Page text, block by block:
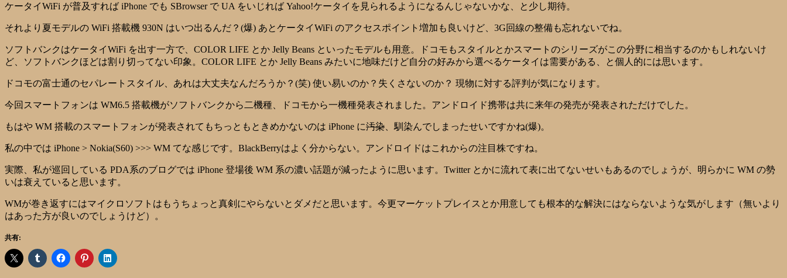
ケータイWiFi が普及すれば iPhone でも SBrowser で UA をいじれば Yahoo!ケータイを見られるようになるんじゃないかな、と少し期待。
それより夏モデルの WiFi 搭載機 930N はいつ出るんだ？(爆) あとケータイWiFi のアクセスポイント増加も良いけど、3G回線の整備も忘れないでね。
ソフトバンクはケータイWiFi を出す一方で、COLOR LIFE とか Jelly Beans といったモデルも用意。ドコモもスタイルとかスマートのシリーズがこの分野に相当するのかもしれないけ
ど、ソフトバンクほどは割り切ってない印象。COLOR LIFE とか Jelly Beans みたいに地味だけど自分の好みから選べるケータイは需要がある、と個人的には思います。
ドコモの富士通のセパレートスタイル、あれは大丈夫なんだろうか？(笑) 使い易いのか？失くさないのか？ 現物に対する評判が気になります。
今回スマートフォンは WM6.5 搭載機がソフトバンクから二機種、ドコモから一機種発表されました。アンドロイド携帯は共に来年の発売が発表されただけでした。
もはや WM 搭載のスマートフォンが発表されてもちっともときめかないのは iPhone に汚染 、馴染んでしまったせいですかね(爆)。
私の中では iPhone > Nokia(S60) >>> WM てな感じです。BlackBerryはよく分からない。アンドロイドはこれからの注目株ですね。
実際、私が巡回している PDA系のブログでは iPhone 登場後 WM 系の濃い話題が減ったように思います。Twitter とかに流れて表に出てないせいもあるのでしょうが、明らかに WM の勢
いは衰えていると思います。
WMが巻き返すにはマイクロソフトはもうちょっと真剣にやらないとダメだと思います。今更マーケットプレイスとか用意しても根本的な解決にはならないような気がします（無いより
はあった方が良いのでしょうけど）。
共有: